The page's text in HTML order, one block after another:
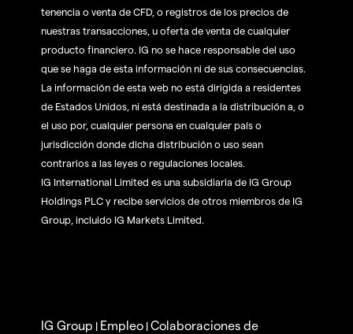
tenencia o venta de CFD, o registros de los precios de
nuestras transacciones, u oferta de venta de cualquier
producto financiero. IG no se hace responsable del uso
que se haga de esta información ni de sus consecuencias.
La información de esta web no está dirigida a residentes
de Estados Unidos, ni está destinada a la distribución a, o
el uso por, cualquier persona en cualquier país o
jurisdicción donde dicha distribución o uso sean
contrarios a las leyes o regulaciones locales.
IG International Limited es una subsidiaria de IG Group
Holdings PLC y recibe servicios de otros miembros de IG
Group, incluido IG Markets Limited.
IG Group | Empleo |Colaboraciones de